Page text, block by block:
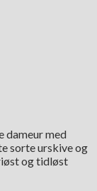
dameur med
sorte urskive og
og tidløst